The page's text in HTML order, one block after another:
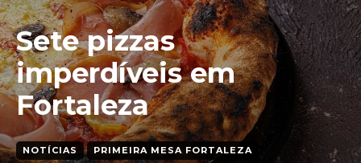
Sete pizzas
imperdíveis em
Fortaleza
NOTÍCIAS PRIMEIRA MESA FORTALEZA